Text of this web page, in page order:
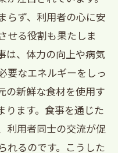
おやつの工夫
スで味わう地元の
る料理紹介
特別メニュー
使用したメニュー
らず、利用者の心に安
せる役割も果たしま
は、体力の向上や病気
要なエネルギーをしっ
の新鮮な食材を使用す
ります。食事を通じた
利用者同士の交流が促
れるのです。こうした